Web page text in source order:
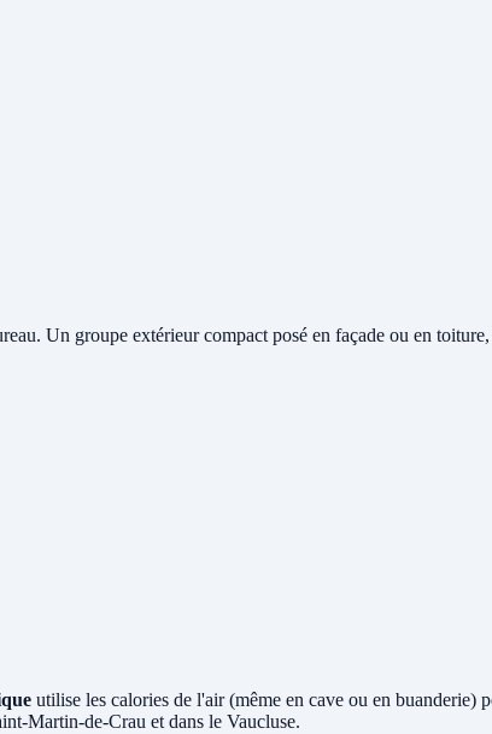
Un groupe extérieur compact posé en façade ou en
utilise les calories de l'air (même en cave ou en buanderie)
Martin-de-Crau et dans le Vaucluse.